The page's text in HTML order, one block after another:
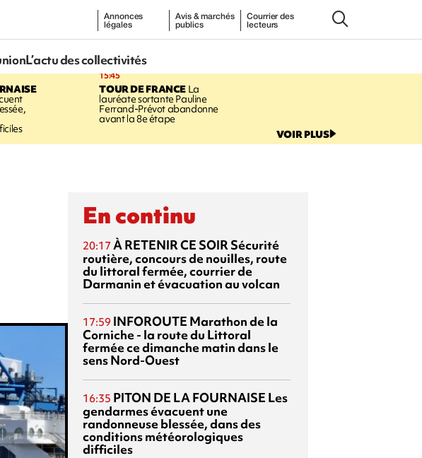
Annonces
légales
Avis & marchés
publics
Courrier des
lecteurs
L’actu des collectivités
15:45
TOUR DE FRANCELa
lauréate sortante Pauline
Ferrand-Prévot abandonne
avant la 8e étape
VOIR PLUS
En continu
20:17 À RETENIR CE SOIR Sécurité
routière, concours de nouilles, route
du littoral fermée, courrier de
Darmanin et évacuation au volcan
17:59 INFOROUTE Marathon de la
Corniche - la route du Littoral
fermée ce dimanche matin dans le
sens Nord-Ouest
16:35 PITON DE LA FOURNAISE Les
gendarmes évacuent une
randonneuse blessée, dans des
conditions météorologiques
difficiles